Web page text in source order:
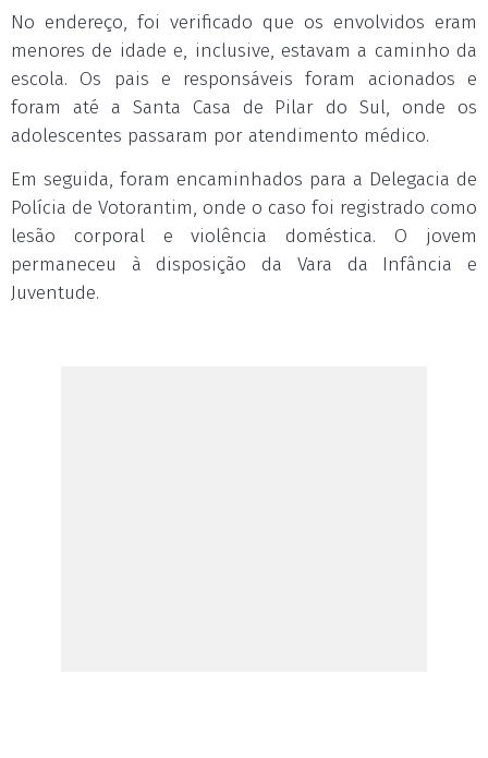
No endereço, foi verificado que os envolvidos eram
menores de idade e, inclusive, estavam a caminho da
escola. Os pais e responsáveis foram acionados e
foram até a Santa Casa de Pilar do Sul, onde os
adolescentes passaram por atendimento médico.
Em seguida, foram encaminhados para a Delegacia de
Polícia de Votorantim, onde o caso foi registrado como
lesão corporal e violência doméstica. O jovem
permaneceu à disposição da Vara da Infância e
Juventude.